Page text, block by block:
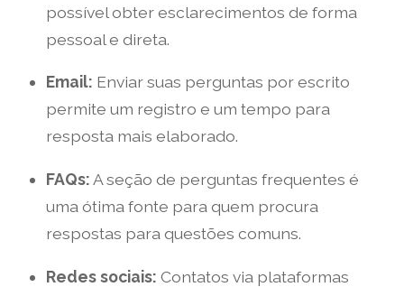
possível obter esclarecimentos de forma
pessoal e direta.
Email: Enviar suas perguntas por escrito
permite um registro e um tempo para
resposta mais elaborado.
FAQs: A seção de perguntas frequentes é
uma ótima fonte para quem procura
respostas para questões comuns.
Redes sociais: Contatos via plataformas